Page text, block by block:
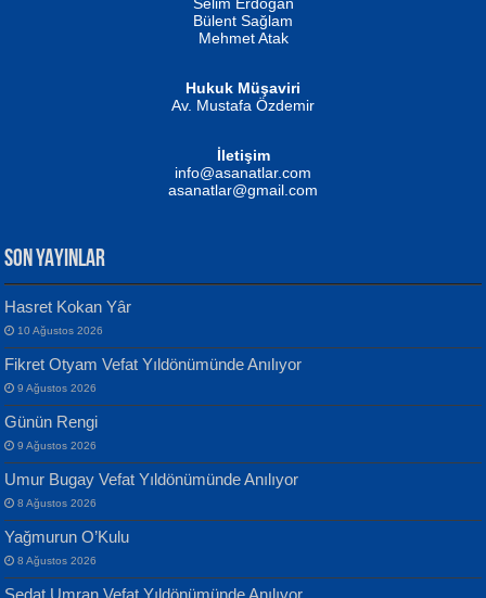
MUSTAFA KELOĞLU
Yarına İz Bırakmak...
ATİLLA ÖZEN
Sultan Olmadan Önce Eyüp...
Yılmaz Ekinci
Geceye Söylenen...
Banu Sancak
Defterimden İçeri...
Bülent Sağlam
Mehmet Atak
Hukuk Müşaviri
Av. Mustafa Özdemir
İletişim
info@asanatlar.com
asanatlar@gmail.com
SON YAYINLAR
Hasret Kokan Yâr
10 Ağustos 2026
Fikret Otyam Vefat Yıldönümünde Anılıyor
9 Ağustos 2026
Günün Rengi
9 Ağustos 2026
Umur Bugay Vefat Yıldönümünde Anılıyor
8 Ağustos 2026
Yağmurun O’Kulu
8 Ağustos 2026
Sedat Umran Vefat Yıldönümünde Anılıyor